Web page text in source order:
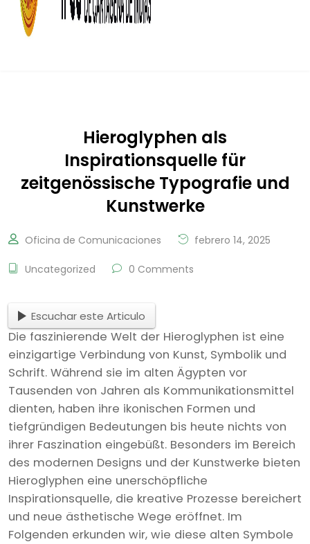
Hieroglyphen als
Inspirationsquelle für
zeitgenössische Typografie und
Kunstwerke
Oficina de Comunicaciones febrero 14, 2025
Uncategorized 0 Comments
Escuchar este Articulo
Die faszinierende Welt der Hieroglyphen ist eine
einzigartige Verbindung von Kunst, Symbolik und
Schrift. Während sie im alten Ägypten vor
Tausenden von Jahren als Kommunikationsmittel
dienten, haben ihre ikonischen Formen und
tiefgründigen Bedeutungen bis heute nichts von
ihrer Faszination eingebüßt. Besonders im Bereich
des modernen Designs und der Kunstwerke bieten
Hieroglyphen eine unerschöpfliche
Inspirationsquelle, die kreative Prozesse bereichert
und neue ästhetische Wege eröffnet. Im
Folgenden erkunden wir, wie diese alten Symbole